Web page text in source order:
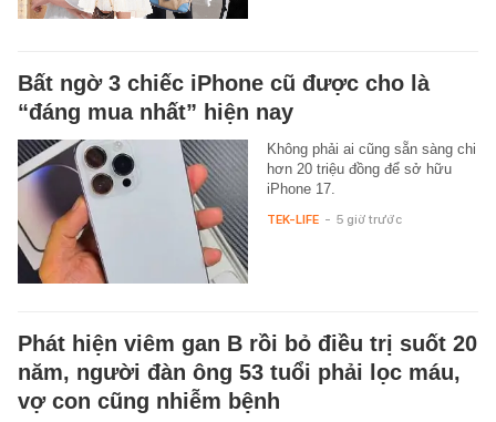
Bất ngờ 3 chiếc iPhone cũ được cho là
“đáng mua nhất” hiện nay
Không phải ai cũng sẵn sàng chi
hơn 20 triệu đồng để sở hữu
iPhone 17.
TEK-LIFE - 5 giờ trước
Phát hiện viêm gan B rồi bỏ điều trị suốt 20
năm, người đàn ông 53 tuổi phải lọc máu,
vợ con cũng nhiễm bệnh